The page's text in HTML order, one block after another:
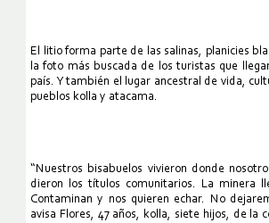
El litio forma parte de las salinas, planicies
la foto más buscada de los turistas que
país. Y también el lugar ancestral de vida,
pueblos kolla y atacama.
“Nuestros bisabuelos vivieron donde
dieron los títulos comunitarios. La minera
Contaminan y nos quieren echar. No
avisa Flores, 47 años, kolla, siete hijos, de la